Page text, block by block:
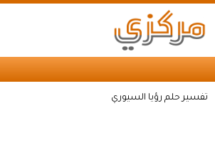
تفسير حلم رؤيا السيوري